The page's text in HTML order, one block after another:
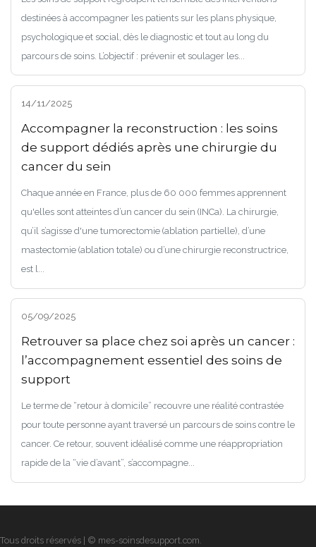
destinées à accompagner les patients sur les plans physique,
psychologique et social, dès le diagnostic et tout au long du
parcours de soins. L’objectif : prévenir et soulager les...
14/11/2025
Accompagner la reconstruction : les soins
de support dédiés après une chirurgie du
cancer du sein
Chaque année en France, plus de 60 000 femmes apprennent
qu'elles sont atteintes d’un cancer du sein (INCa). La chirurgie,
qu’il s’agisse d'une tumorectomie (ablation partielle), d’une
mastectomie (ablation totale) ou d’une chirurgie reconstructrice,
est l...
05/09/2025
Retrouver sa place chez soi après un cancer :
l’accompagnement essentiel des soins de
support
Le terme de “retour à domicile” recouvre une réalité contrastée
pour toute personne ayant traversé un parcours de soins contre le
cancer. Ce retour, souvent idéalisé comme une réappropriation
rapide de la “vie d’avant”, s’accompagne...
Tous droits réservés | © mes-soinsdesupport.com.